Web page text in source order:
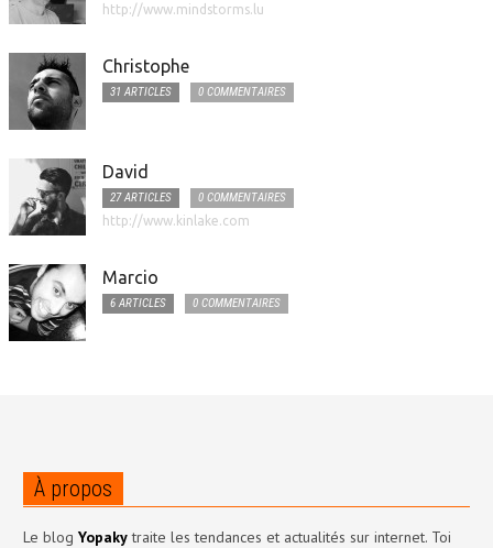
http://www.mindstorms.lu
Christophe
31 ARTICLES 0 COMMENTAIRES
David
27 ARTICLES
0 COMMENTAIRES
http://www.kinlake.com
Marcio
6 ARTICLES 0 COMMENTAIRES
À propos
Le blog Yopakytraite les tendances et actualités sur internet. Toi